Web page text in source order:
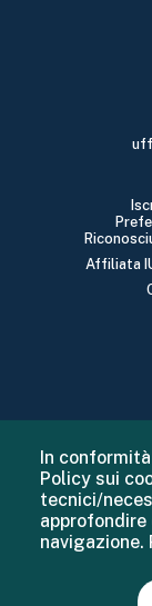
Affiliata
In
Policy sui
tecnici/
approfondire
navigazione.